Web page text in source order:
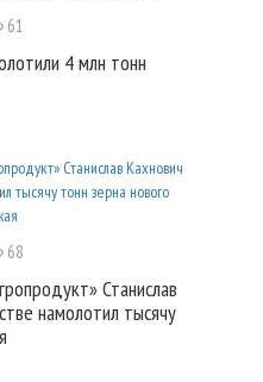
61
4 млн тонн
68
Станислав
намолотил тысячу